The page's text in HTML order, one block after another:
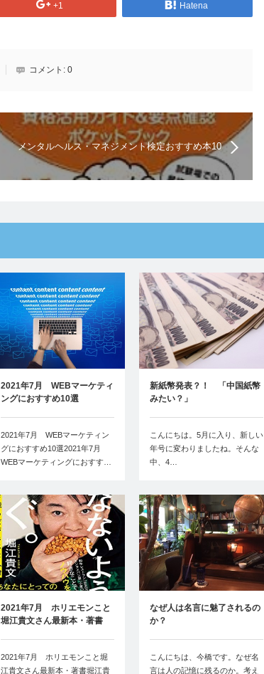
+1 Hatena
コメント: 0
メンタルヘルス・マネジメント検定おすすめ本10
選【2021年】
2021年7月 WEBマーケティ
ングにおすすめ10選
2021年7月 WEBマーケティン
グにおすすめ10選2021年7月
WEBマーケティングにおすす…
新紙幣発表？！ 「中国紙幣
みたい？」
こんにちは。5月に入り、新しい
年号に変わりましたね。そんな
中、4…
2021年7月 ホリエモンこと
堀江貴文さん最新本・著書
2021年7月 ホリエモンこと堀
江貴文さん最新本・著書堀江貴
なぜ人は名言に魅了されるの
か？
こんにちは、今橋です。なぜ名
言は人の記憶に残るのか。考え